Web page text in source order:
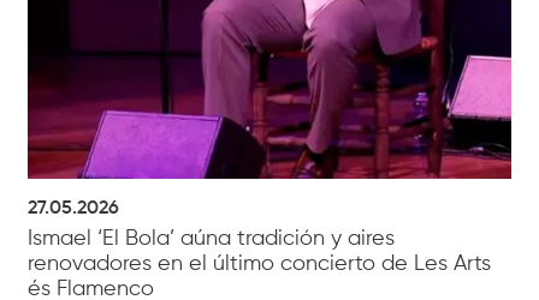
27.05.2026
Ismael ‘El Bola’ aúna tradición y aires
renovadores en el último concierto de Les Arts
és Flamenco